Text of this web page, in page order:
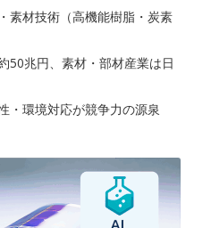
素材技術（高機能樹脂・炭素
50兆円、素材・部材産業は日
・環境対応が競争力の源泉